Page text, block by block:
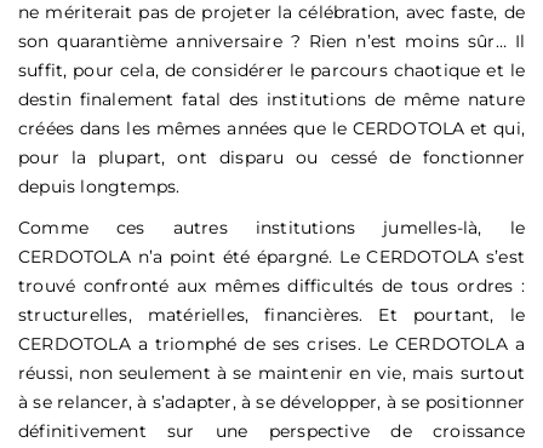
ne mériterait pas de projeter la célébration, avec faste, de
son quarantième anniversaire ? Rien n’est moins sûr… Il
suffit, pour cela, de considérer le parcours chaotique et le
destin finalement fatal des institutions de même nature
créées dans les mêmes années que le CERDOTOLA et qui,
pour la plupart, ont disparu ou cessé de fonctionner
depuis longtemps.
Comme ces autres institutions jumelles-là, le
CERDOTOLA n’a point été épargné. Le CERDOTOLA s’est
trouvé confronté aux mêmes difficultés de tous ordres :
structurelles, matérielles, financières. Et pourtant, le
CERDOTOLA a triomphé de ses crises. Le CERDOTOLA a
réussi, non seulement à se maintenir en vie, mais surtout
à se relancer, à s’adapter, à se développer, à se positionner
définitivement sur une perspective de croissance